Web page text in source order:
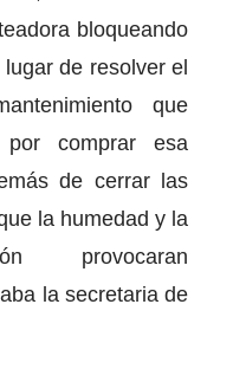
bloqueando
de resolver el
que
por comprar esa
de cerrar las
la humedad y la
provocaran
la secretaria de